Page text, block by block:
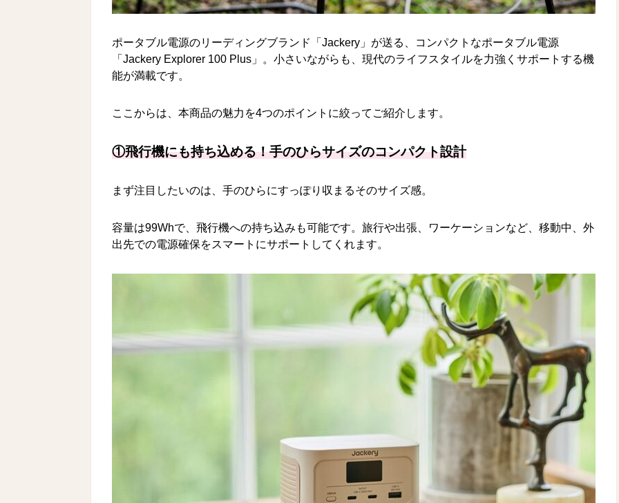
ポータブル電源のリーディングブランド「Jackery」が送る、コンパクトなポータブル電源
「Jackery Explorer 100 Plus」。小さいながらも、現代のライフスタイルを力強くサポートする機
能が満載です。
ここからは、本商品の魅力を4つのポイントに絞ってご紹介します。
①飛行機にも持ち込める！手のひらサイズのコンパクト設計
まず注目したいのは、手のひらにすっぽり収まるそのサイズ感。
容量は99Whで、飛行機への持ち込みも可能です。旅行や出張、ワーケーションなど、移動中、外
出先での電源確保をスマートにサポートしてくれます。